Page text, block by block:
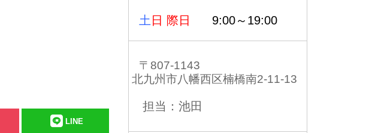
LINE
土 日 際日 9:00～19:00
〒807-1143
北九州市八幡西区楠橋南2-11-13
担当：池田